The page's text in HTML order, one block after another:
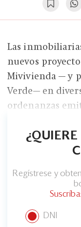
Las
nuevos
Mivivienda — y
Verde— en
ordenanzas
Regístrese y
DNI